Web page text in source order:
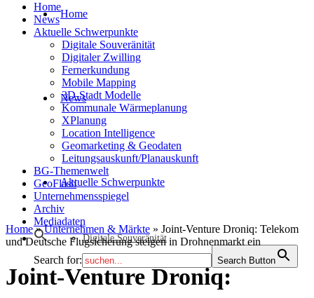
Home
News
Aktuelle Schwerpunkte
Digitale Souveränität
Home
News
Aktuelle Schwerpunkte
Digitale Souveränität
Digitaler Zwilling
Fernerkundung
Mobile Mapping
3D-Stadt Modelle
Kommunale Wärmeplanung
XPlanung
Location Intelligence
Geomarketing & Geodaten
Leitungsauskunft/Planauskunft
BG-Themenwelt
GeoFlash
Unternehmensspiegel
Archiv
Mediadaten
Search for: Search Button
Home»Unternehmen & Märkte » Joint-Venture Droniq: Telekom
und Deutsche Flugsicherung steigen in Drohnenmarkt ein
Joint-Venture Droniq: